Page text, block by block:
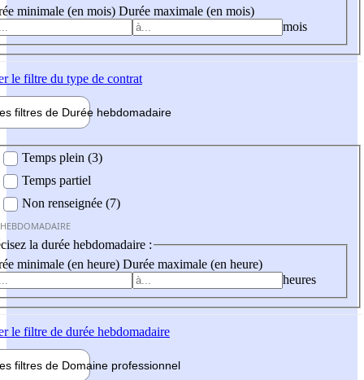
minimale (en mois) Durée maximale (en mois)
mois
le filtre du type de contrat
filtres de Durée hebdomadaire
Temps plein (3)
Temps partiel
Non renseignée (7)
la durée hebdomadaire :
minimale (en heure) Durée maximale (en heure)
heures
le filtre de durée hebdomadaire
filtres de Domaine professionnel